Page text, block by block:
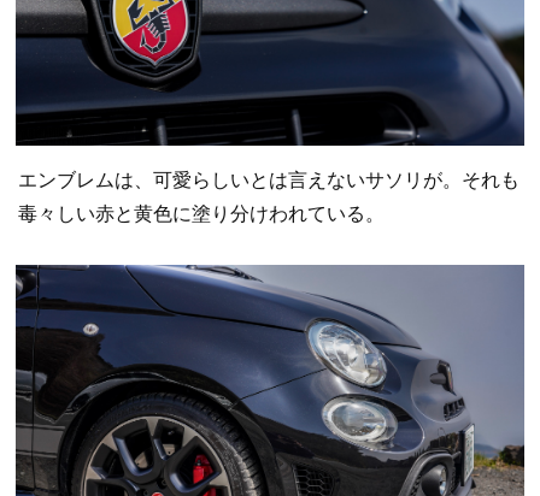
エンブレムは、可愛らしいとは言えないサソリが。それも
毒々しい赤と黄色に塗り分けわれている。